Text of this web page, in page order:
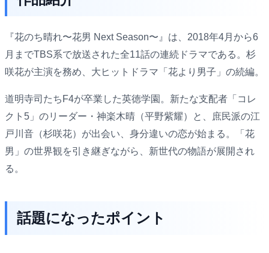
『花のち晴れ〜花男 Next Season〜』は、2018年4月から6
月までTBS系で放送された全11話の連続ドラマである。杉
咲花が主演を務め、大ヒットドラマ「花より男子」の続編。
道明寺司たちF4が卒業した英徳学園。新たな支配者「コレ
クト5」のリーダー・神楽木晴（平野紫耀）と、庶民派の江
戸川音（杉咲花）が出会い、身分違いの恋が始まる。「花
男」の世界観を引き継ぎながら、新世代の物語が展開され
る。
話題になったポイント